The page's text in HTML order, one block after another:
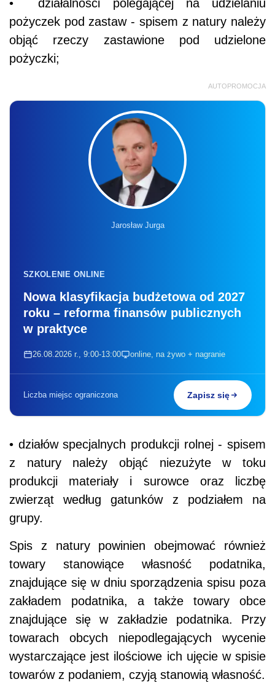
• działalności polegającej na udzielaniu
pożyczek pod zastaw - spisem z natury należy
objąć rzeczy zastawione pod udzielone
pożyczki;
AUTOPROMOCJA
Jarosław Jurga
SZKOLENIE ONLINE
Nowa klasyfikacja budżetowa od 2027
roku – reforma finansów publicznych
w praktyce
26.08.2026 r., 9:00-13:00 online, na żywo + nagranie
Liczba miejsc ograniczona Zapisz się
• działów specjalnych produkcji rolnej - spisem
z natury należy objąć niezużyte w toku
produkcji materiały i surowce oraz liczbę
zwierząt według gatunków z podziałem na
grupy.
Spis z natury powinien obejmować również
towary stanowiące własność podatnika,
znajdujące się w dniu sporządzenia spisu poza
zakładem podatnika, a także towary obce
znajdujące się w zakładzie podatnika. Przy
towarach obcych niepodlegających wycenie
wystarczające jest ilościowe ich ujęcie w spisie
towarów z podaniem, czyją stanowią własność.